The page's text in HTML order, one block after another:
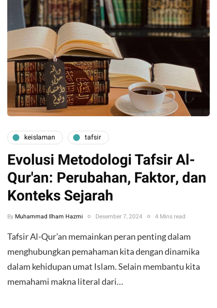
keislaman tafsir
Evolusi Metodologi Tafsir Al-
Qur'an: Perubahan, Faktor, dan
Konteks Sejarah
By Muhammad Ilham Hazmi Desember 7, 2024 4 Mins read
Tafsir Al-Qur’an memainkan peran penting dalam
menghubungkan pemahaman kita dengan dinamika
dalam kehidupan umat Islam. Selain membantu kita
memahami makna literal dari…